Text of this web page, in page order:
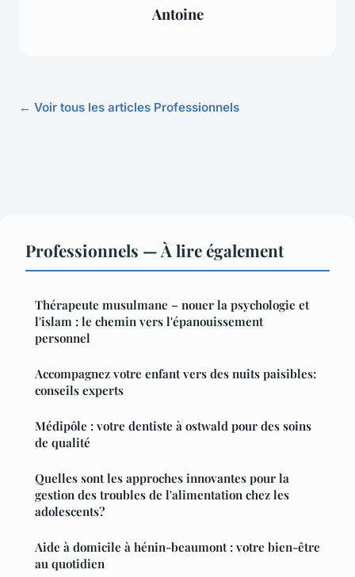
Antoine
← Voir tous les articles Professionnels
Professionnels — À lire également
Thérapeute musulmane – nouer la psychologie et
l'islam : le chemin vers l'épanouissement
personnel
Accompagnez votre enfant vers des nuits paisibles:
conseils experts
Médipôle : votre dentiste à ostwald pour des soins
de qualité
Quelles sont les approches innovantes pour la
gestion des troubles de l'alimentation chez les
adolescents?
Aide à domicile à hénin-beaumont : votre bien-être
au quotidien